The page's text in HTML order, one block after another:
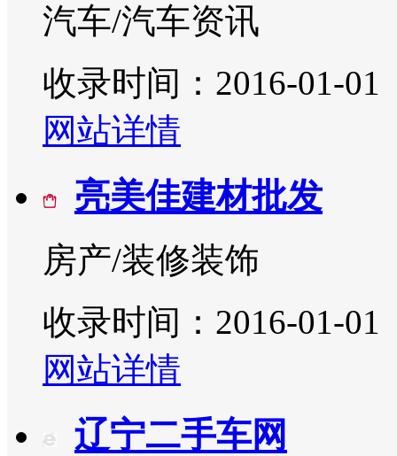
汽车/汽车资讯
收录时间：2016-01-01
网站详情
亮美佳建材批发
房产/装修装饰
收录时间：2016-01-01
网站详情
辽宁二手车网